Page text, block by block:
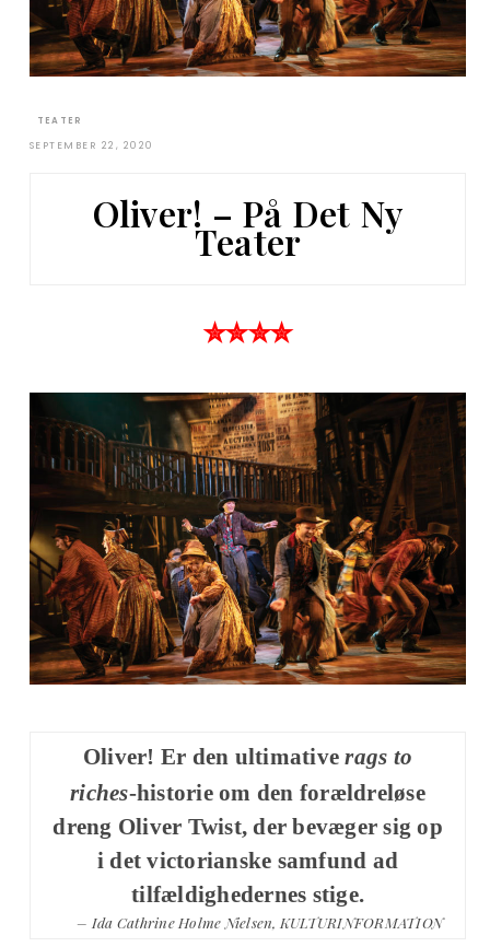
TEATER
SEPTEMBER 22, 2020
Oliver! – På Det Ny
Teater
✮✮✮✮
Oliver! Er den ultimativerags to
riches-historie om den forældreløse
dreng Oliver Twist, der bevæger sig op
i det victorianske samfund ad
tilfældighedernes stige.
– Ida Cathrine Holme Nielsen, KULTURINFORMATION